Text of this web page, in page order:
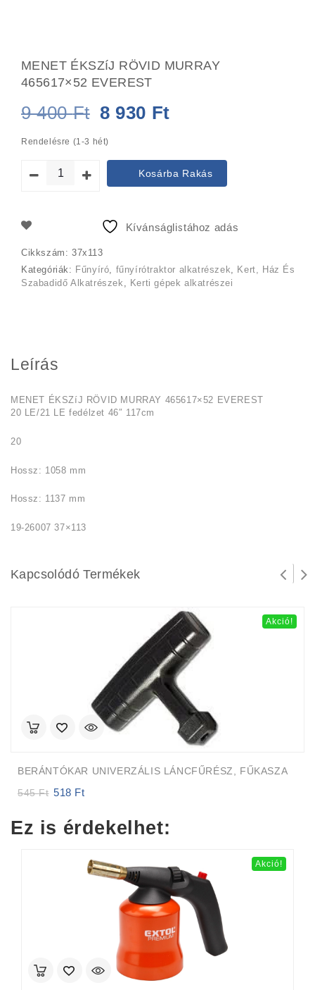
MENET ÉKSZíJ RÖVID MURRAY
465617×52 EVEREST
9 400Ft Original
price
was:
400 Ft.
8 930 Ft
is:
8
Rendelésre (1-3 hét)
Kosárba Rakás
Kívánságlistához adás
Cikkszám: 37x113
Kategóriák: Fűnyíró, fűnyírótraktor alkatrészek, Kert, Ház És
Szabadidő Alkatrészek , Kerti gépek alkatrészei
Leírás
MENET ÉKSZíJ RÖVID MURRAY 465617×52 EVEREST
20 LE/21 LE fedélzet 46″ 117cm
20
Hossz: 1058 mm
Hossz: 1137 mm
19-26007 37×113
Kapcsolódó Termékek
Akció!
BERÁNTÓKAR UNIVERZÁLIS LÁNCFŰRÉSZ, FŰKASZA
545Ft
Original
545 Ft.
518 Ft
518 Ft.
Ez is érdekelhet:
Akció!